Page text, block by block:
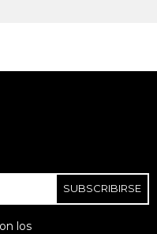
SUBSCRIBIRSE
los